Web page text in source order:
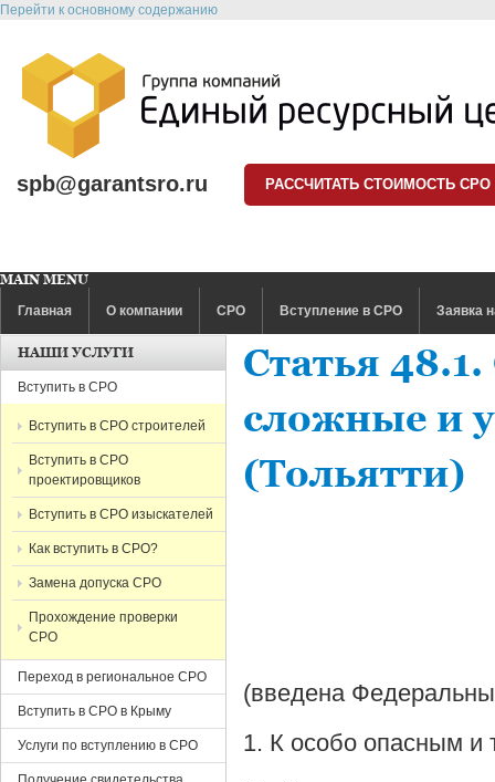
Перейти к основному содержанию
spb@garantsro.ru РАССЧИТАТЬ СТОИМОСТЬ СРО
MAIN MENU
Главная
О компании СРО Вступление в СРО Заявка
Статья
сложные и
(Тольятти)
(введена
1. К особо опасным и
НАШИ УСЛУГИ
Вступить в СРО
Вступить в СРО строителей
Вступить в СРО
проектировщиков
Вступить в СРО изыскателей
Как вступить в СРО?
Замена допуска СРО
Прохождение проверки
СРО
Переход в региональное СРО
Вступить в СРО в Крыму
Услуги по вступлению в СРО